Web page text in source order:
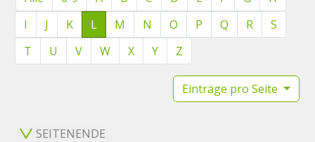
I
J K L M N O P Q R
S
T
U V W X Y Z
Einträge pro Seite
SEITENENDE